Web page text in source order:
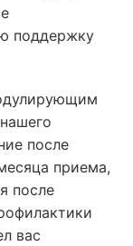
поддержку
после
приема,
после
вас